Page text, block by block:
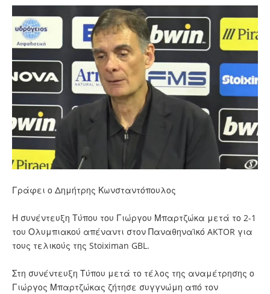
Γράφει ο Δημήτρης Κωνσταντόπουλος
Η συνέντευξη Τύπου του Γιώργου Μπαρτζώκα μετά το 2-1
του Ολυμπιακού απέναντι στον Παναθηναϊκό AKTOR για
τους τελικούς της Stoiximan GBL.
Στη συνέντευξη Τύπου μετά το τέλος της αναμέτρησης ο
Γιώργος Μπαρτζώκας ζήτησε συγγνώμη από τον